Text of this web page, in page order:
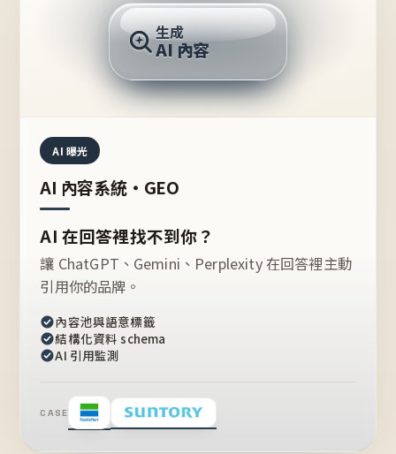
推薦的台灣品牌？
生成
AI 內容
AI 曝光
AI 內容系統・GEO
AI 在回答裡找不到你？
讓 ChatGPT、Gemini、Perplexity 在回答裡主動
引用你的品牌。
內容池與語意標籤
結構化資料 schema
AI 引用監測
CASE